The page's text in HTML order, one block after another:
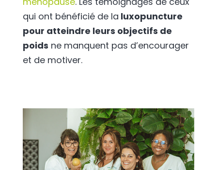
qui ont bénéficié de la luxopuncture
pour atteindre leurs objectifs de
poids ne manquent pas d’encourager
et de motiver.